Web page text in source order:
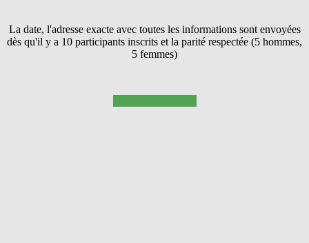
La date, l'adresse exacte avec toutes les informations sont envoyées
dès qu'il y a 10 participants inscrits et la parité respectée (5 hommes,
5 femmes)